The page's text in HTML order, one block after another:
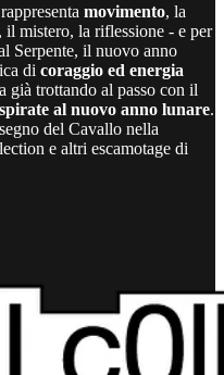
movimento, la
il mistero, la riflessione - e per
Serpente, il nuovo anno
di coraggio ed energia
già trottando al passo con il
al nuovo anno lunare.
del Cavallo nella
e altri escamotage di